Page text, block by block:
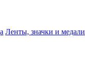
Ленты, значки и медали